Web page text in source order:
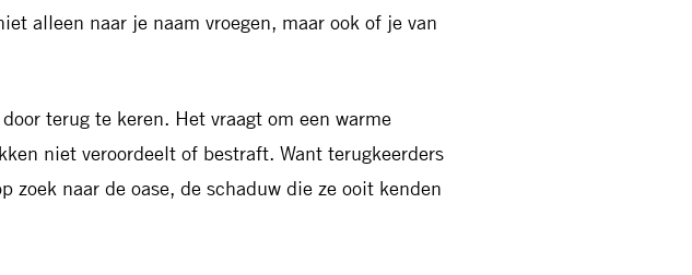
alleen naar je naam vroegen, maar ook of je van
terug te keren. Het vraagt om een warme
niet veroordeelt of bestraft. Want terugkeerders
zoek naar de oase, de schaduw die ze ooit kenden